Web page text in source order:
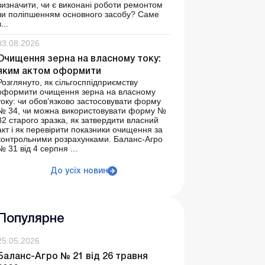
чи є виконані роботи ремонтом
поліпшенням основного засобу? Саме
зерна на власному току:
актом оформити
як сільгосппідприємству
очищення зерна на власному
чи обов’язково застосовувати форму
34, чи можна використовувати форму №
старого зразка, як затвердити власний
і як перевірити показники очищення за
розрахунками. Баланс-Агро
31 від 4 серпня ...
До усіх новин
Агро № 21 від 26 травня